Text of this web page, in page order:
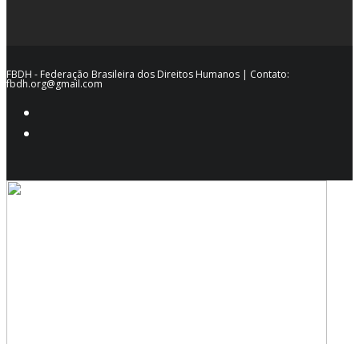
FBDH - Federação Brasileira dos Direitos Humanos | Contato:
fbdh.org@gmail.com